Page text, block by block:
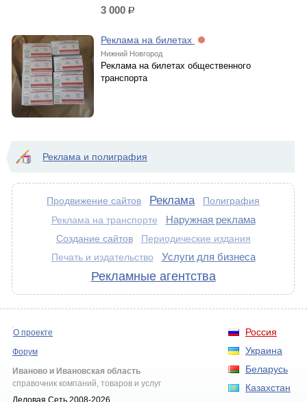
3 000 р.
Реклама на билетах
Нижний Новгород
Реклама на билетах общественного
транспорта
Реклама и полиграфия
Продвижение сайтов Реклама Полиграфия
Реклама на транспорте Наружная реклама
Создание сайтов
Периодические издания
Печать и издательство
Услуги для бизнеса
Рекламные агентства
Россия
Украина
Беларусь
Казахстан
О проекте
Форум
Иваново и Ивановская область
справочник компаний, товаров и услуг
Деловая Сеть 2008-2026